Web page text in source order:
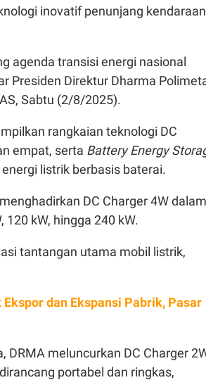
inovatif penunjang kendaraan
agenda transisi energi nasional
Presiden Direktur Dharma
Sabtu (2/8/2025).
rangkaian teknologi DC
empat, serta Battery Energy
listrik berbasis baterai.
DC Charger 4W dalam
kW, hingga 240 kW.
tantangan utama mobil listrik,
dan Ekspansi Pabrik, Pasar
meluncurkan DC Charger
portabel dan ringkas,